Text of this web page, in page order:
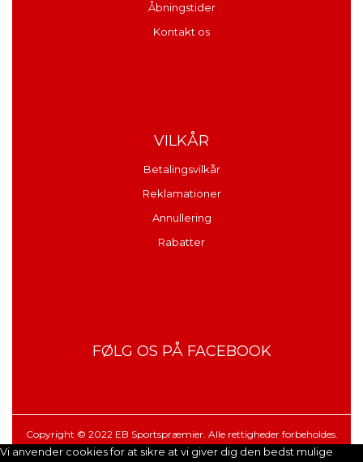
Åbningstider
Kontakt os
VILKÅR
Betalingsvilkår
Reklamationer
Annullering
Rabatter
FØLG OS PÅ FACEBOOK
Copyright © 2022 EB Sportspræmier. Alle rettigheder forbeholdes.
Vi anvender cookies for at sikre at vi giver dig den bedst mulige